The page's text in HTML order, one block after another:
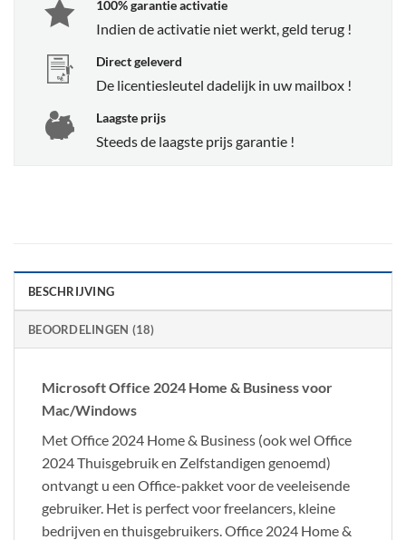
100% garantie activatie
Indien de activatie niet werkt, geld terug !
Direct geleverd
De licentiesleutel dadelijk in uw mailbox !
Laagste prijs
Steeds de laagste prijs garantie !
BESCHRIJVING
BEOORDELINGEN (18)
Microsoft Office 2024 Home & Business voor
Mac/Windows
Met Office 2024 Home & Business (ook wel Office
2024 Thuisgebruik en Zelfstandigen genoemd)
ontvangt u een Office-pakket voor de veeleisende
gebruiker. Het is perfect voor freelancers, kleine
bedrijven en thuisgebruikers. Office 2024 Home &